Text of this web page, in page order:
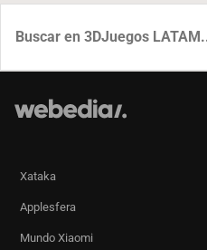
Xataka
Applesfera
Mundo Xiaomi